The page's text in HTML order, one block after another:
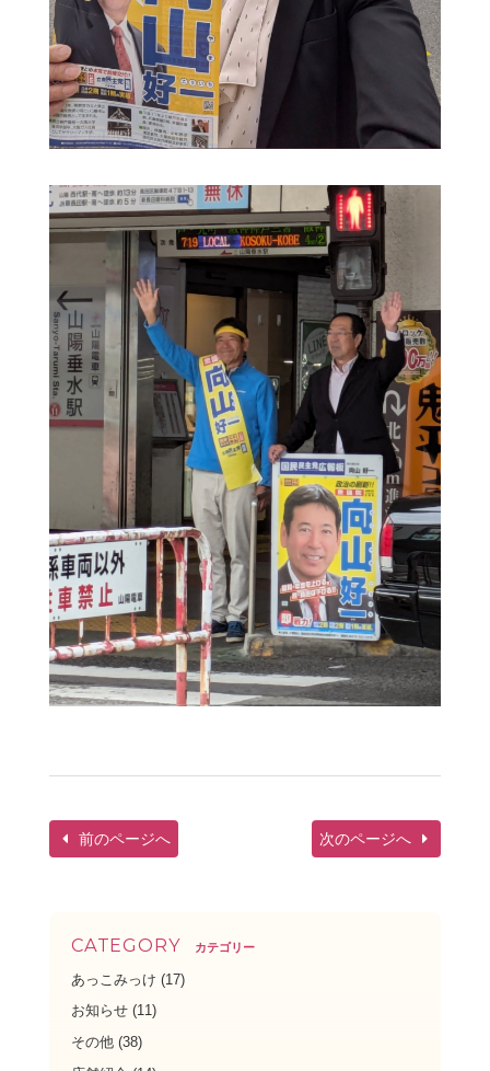
前のページへ 次のページへ
CATEGORY カテゴリー
あっこみっけ (17)
お知らせ (11)
その他 (38)